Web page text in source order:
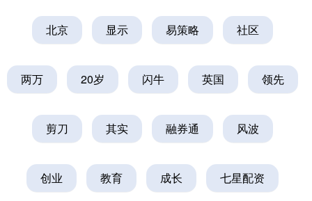
北京 显示 易策略 社区
两万 20岁 闪牛 英国 领先
剪刀 其实 融券通 风波
创业 教育 成长 七星配资